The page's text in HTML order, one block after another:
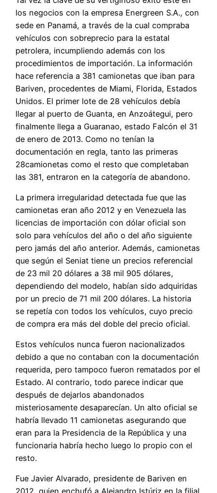
los negocios con la empresa Energreen S.A., con
sede en Panamá, a través de la cual compraba
vehículos con sobreprecio para la estatal
petrolera, incumpliendo además con los
procedimientos de importación. La información
hace referencia a 381 camionetas que iban para
Bariven, procedentes de Miami, Florida, Estados
Unidos. El primer lote de 28 vehículos debía
llegar al puerto de Guanta, en Anzoátegui, pero
finalmente llega a Guaranao, estado Falcón el 31
de enero de 2013. Como no tenían la
documentación en regla, tanto las primeras
28camionetas como el resto que completaban
las 381, entraron en la categoría de abandono.
La primera irregularidad detectada fue que las
camionetas eran año 2012 y en Venezuela las
licencias de importación con dólar oficial son
solo para vehículos del año o del año siguiente
pero jamás del año anterior. Además, camionetas
que según el Seniat tiene un precios referencial
de 23 mil 20 dólares a 38 mil 905 dólares,
dependiendo del modelo, habían sido adquiridas
por un precio de 71 mil 200 dólares. La historia
se repetía con todos los vehículos, cuyo precio
de compra era más del doble del precio oficial.
Estos vehículos nunca fueron nacionalizados
debido a que no contaban con la documentación
requerida, pero tampoco fueron rematados por el
Estado. Al contrario, todo parece indicar que
después de dejarlos abandonados
misteriosamente desaparecían. Un alto oficial se
habría llevado 11 camionetas asegurando que
eran para la Presidencia de la República y una
funcionaria habría hecho luego lo propio con el
resto.
Fue Javier Alvarado, presidente de Bariven en